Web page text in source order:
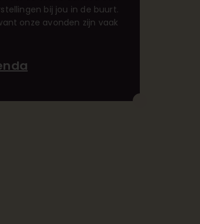
bij jou in de buurt.
onze avonden zijn vaak